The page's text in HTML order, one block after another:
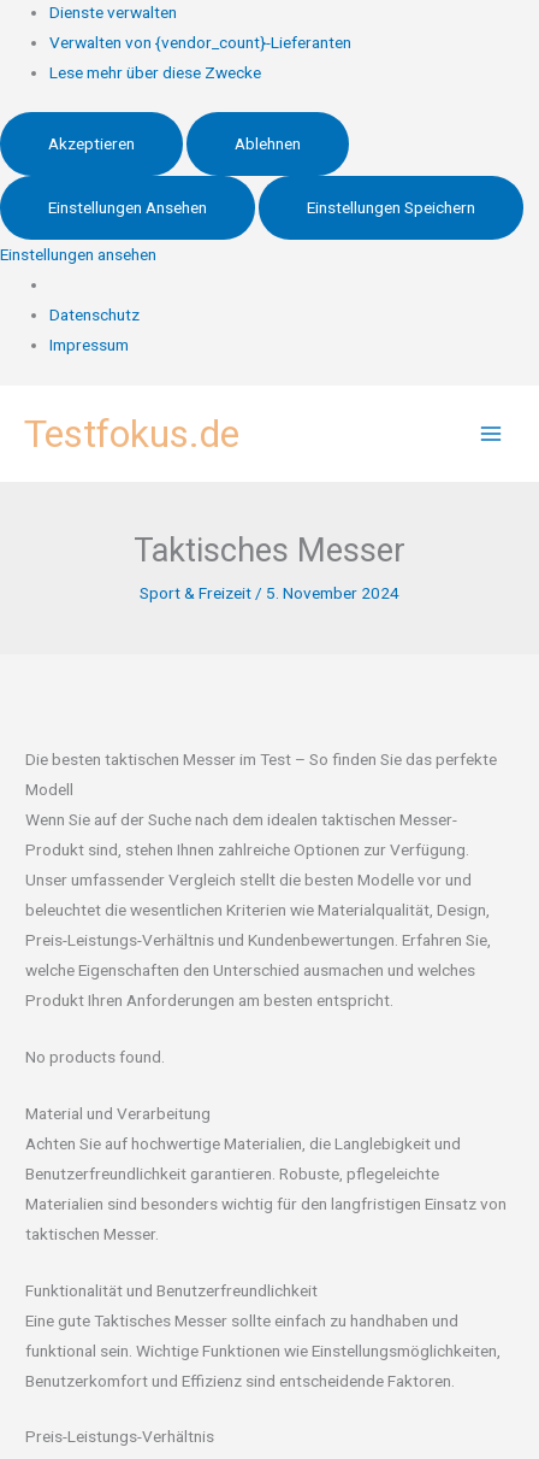
Dienste verwalten
Verwalten von {vendor_count}-Lieferanten
Lese mehr über diese Zwecke
Akzeptieren Ablehnen
Einstellungen Ansehen Einstellungen Speichern
Einstellungen ansehen
Datenschutz
Impressum
InhaltTestfokus.de
Taktisches Messer
Sport & Freizeit / 5. November 2024
Die besten taktischen Messer im Test – So finden Sie das perfekte
Modell
Wenn Sie auf der Suche nach dem idealen taktischen Messer-
Produkt sind, stehen Ihnen zahlreiche Optionen zur Verfügung.
Unser umfassender Vergleich stellt die besten Modelle vor und
beleuchtet die wesentlichen Kriterien wie Materialqualität, Design,
Preis-Leistungs-Verhältnis und Kundenbewertungen. Erfahren Sie,
welche Eigenschaften den Unterschied ausmachen und welches
Produkt Ihren Anforderungen am besten entspricht.
No products found.
Material und Verarbeitung
Achten Sie auf hochwertige Materialien, die Langlebigkeit und
Benutzerfreundlichkeit garantieren. Robuste, pflegeleichte
Materialien sind besonders wichtig für den langfristigen Einsatz von
taktischen Messer.
Funktionalität und Benutzerfreundlichkeit
Eine gute Taktisches Messer sollte einfach zu handhaben und
funktional sein. Wichtige Funktionen wie Einstellungsmöglichkeiten,
Benutzerkomfort und Effizienz sind entscheidende Faktoren.
Preis-Leistungs-Verhältnis